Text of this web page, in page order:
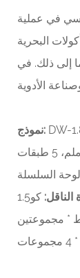
في عملية
البحرية
إلى ذلك. في
نموذج: DW-
السلسلة
الناقل: كو1.5